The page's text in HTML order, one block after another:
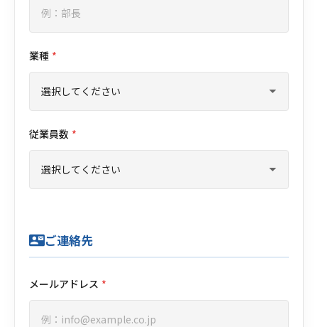
業種 *
従業員数 *
contact_mailご連絡先
メールアドレス *